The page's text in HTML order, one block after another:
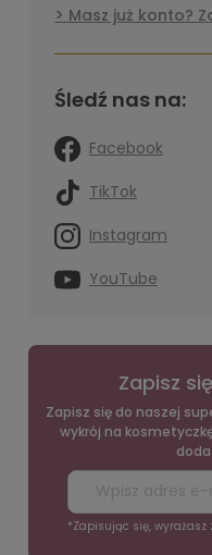
Masz już konto?
Śledź nas na:
Facebook
TikTok
Instagram
YouTube
Zapisz
Zapisz się do naszej
wykrój na
*Zapisując się, wyrażasz